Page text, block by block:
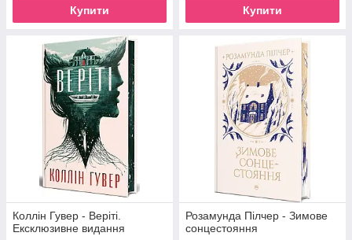
Купити Купити
Коллін Гувер - Веріті.
Ексклюзивне видання
Розамунда Пілчер - Зимове
сонцестояння